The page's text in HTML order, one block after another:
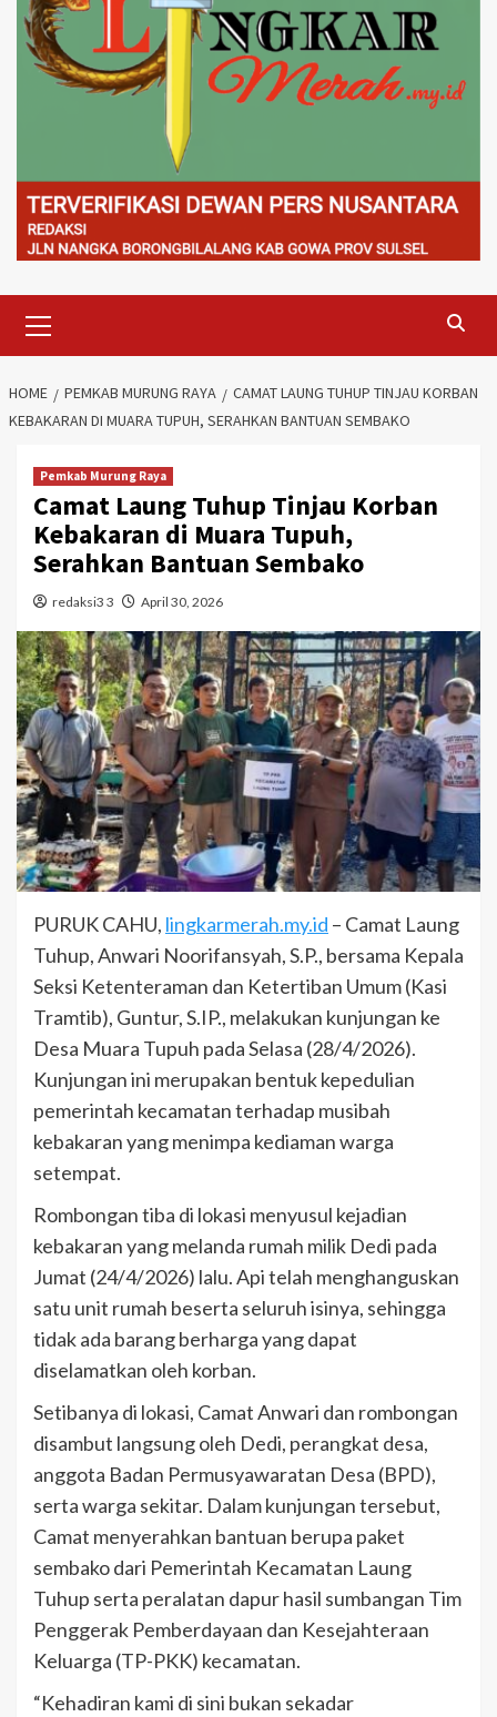
Menu
HOME PEMKAB MURUNG RAYA
CAMAT LAUNG TUHUP TINJAU KORBAN
KEBAKARAN DI MUARA TUPUH, SERAHKAN BANTUAN SEMBAKO
Pemkab Murung Raya
Camat Laung Tuhup Tinjau Korban
Kebakaran di Muara Tupuh,
Serahkan Bantuan Sembako
redaksi3 3 April 30, 2026
PURUK CAHU, lingkarmerah.my.id – Camat Laung
Tuhup, Anwari Noorifansyah, S.P., bersama Kepala
Seksi Ketenteraman dan Ketertiban Umum (Kasi
Tramtib), Guntur, S.IP., melakukan kunjungan ke
Desa Muara Tupuh pada Selasa (28/4/2026).
Kunjungan ini merupakan bentuk kepedulian
pemerintah kecamatan terhadap musibah
kebakaran yang menimpa kediaman warga
setempat.
Rombongan tiba di lokasi menyusul kejadian
kebakaran yang melanda rumah milik Dedi pada
Jumat (24/4/2026) lalu. Api telah menghanguskan
satu unit rumah beserta seluruh isinya, sehingga
tidak ada barang berharga yang dapat
diselamatkan oleh korban.
Setibanya di lokasi, Camat Anwari dan rombongan
disambut langsung oleh Dedi, perangkat desa,
anggota Badan Permusyawaratan Desa (BPD),
serta warga sekitar. Dalam kunjungan tersebut,
Camat menyerahkan bantuan berupa paket
sembako dari Pemerintah Kecamatan Laung
Tuhup serta peralatan dapur hasil sumbangan Tim
Penggerak Pemberdayaan dan Kesejahteraan
Keluarga (TP-PKK) kecamatan.
“Kehadiran kami di sini bukan sekadar